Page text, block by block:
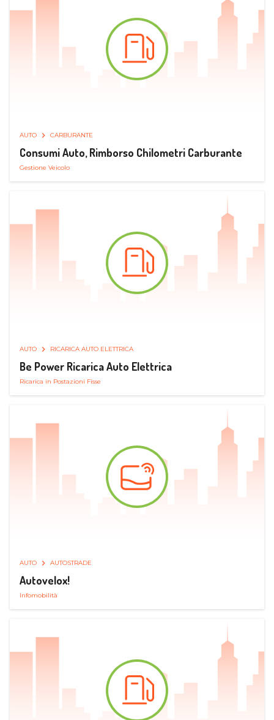
AUTO CARBURANTE
Consumi Auto, Rimborso Chilometri Carburante
Gestione Veicolo
AUTO RICARICA AUTO ELETTRICA
Be Power Ricarica Auto Elettrica
Ricarica in Postazioni Fisse
AUTO AUTOSTRADE
Autovelox!
Infomobilità